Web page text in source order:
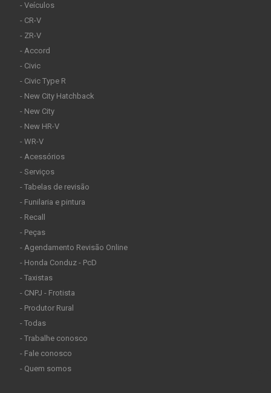
- Veículos
- CR-V
- ZR-V
- Accord
- Civic
- Civic Type R
- New City Hatchback
- New City
- New HR-V
- WR-V
- Acessórios
- Serviços
- Tabelas de revisão
- Funilaria e pintura
- Recall
- Peças
- Agendamento Revisão Online
- Honda Conduz - PcD
- Taxistas
- CNPJ - Frotista
- Produtor Rural
- Todas
- Trabalhe conosco
- Fale conosco
- Quem somos